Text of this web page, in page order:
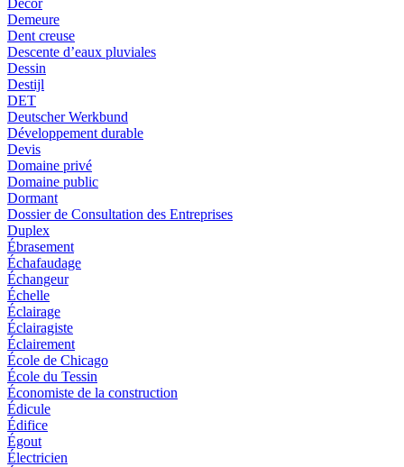
Décor
Demeure
Dent creuse
Descente d’eaux pluviales
Dessin
Destijl
DET
Deutscher Werkbund
Développement durable
Devis
Domaine privé
Domaine public
Dormant
Dossier de Consultation des Entreprises
Duplex
Ébrasement
Échafaudage
Échangeur
Échelle
Éclairage
Éclairagiste
Éclairement
École de Chicago
École du Tessin
Économiste de la construction
Édicule
Édifice
Égout
Électricien